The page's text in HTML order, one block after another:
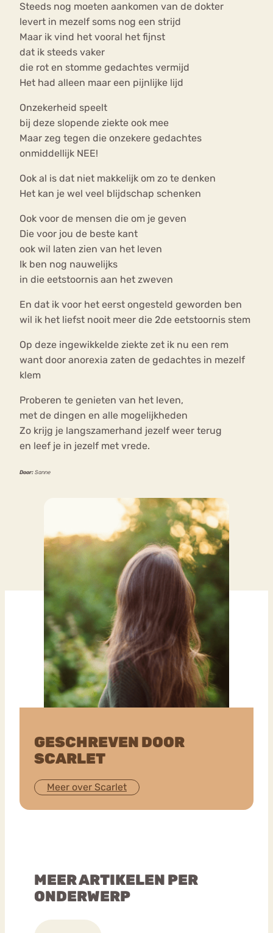
Steeds nog moeten aankomen van de dokter
levert in mezelf soms nog een strijd
Maar ik vind het vooral het fijnst
dat ik steeds vaker
die rot en stomme gedachtes vermijd
Het had alleen maar een pijnlijke lijd
Onzekerheid speelt
bij deze slopende ziekte ook mee
Maar zeg tegen die onzekere gedachtes
onmiddellijk NEE!
Ook al is dat niet makkelijk om zo te denken
Het kan je wel veel blijdschap schenken
Ook voor de mensen die om je geven
Die voor jou de beste kant
ook wil laten zien van het leven
Ik ben nog nauwelijks
in die eetstoornis aan het zweven
En dat ik voor het eerst ongesteld geworden ben
wil ik het liefst nooit meer die 2de eetstoornis stem
Op deze ingewikkelde ziekte zet ik nu een rem
want door anorexia zaten de gedachtes in mezelf
klem
Proberen te genieten van het leven,
met de dingen en alle mogelijkheden
Zo krijg je langszamerhand jezelf weer terug
en leef je in jezelf met vrede.
Door: Sanne
GESCHREVEN DOOR
SCARLET
Meer over Scarlet
MEER ARTIKELEN PER
ONDERWERP